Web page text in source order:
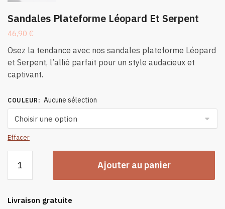
Sandales Plateforme Léopard Et Serpent
46,90 €
Osez la tendance avec nos sandales plateforme Léopard
et Serpent, l’allié parfait pour un style audacieux et
captivant.
COULEUR : Aucune sélection
Effacer
Sandales
Léopard
Ajouter au panier
Livraison gratuite